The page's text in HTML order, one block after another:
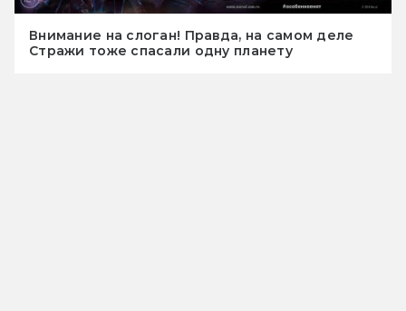
Внимание на слоган! Правда, на самом деле
Стражи тоже спасали одну планету